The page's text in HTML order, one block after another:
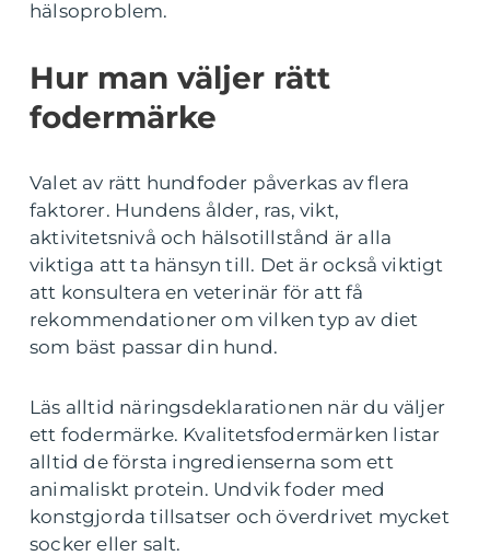
hälsoproblem.
Hur man väljer rätt
fodermärke
Valet av rätt hundfoder påverkas av flera
faktorer. Hundens ålder, ras, vikt,
aktivitetsnivå och hälsotillstånd är alla
viktiga att ta hänsyn till. Det är också viktigt
att konsultera en veterinär för att få
rekommendationer om vilken typ av diet
som bäst passar din hund.
Läs alltid näringsdeklarationen när du väljer
ett fodermärke. Kvalitetsfodermärken listar
alltid de första ingredienserna som ett
animaliskt protein. Undvik foder med
konstgjorda tillsatser och överdrivet mycket
socker eller salt.